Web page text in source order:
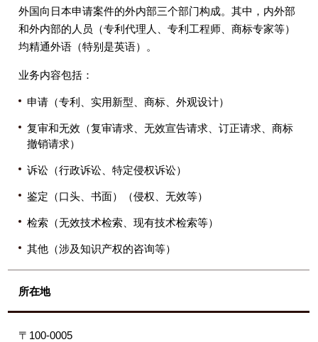
外国向日本申请案件的外内部三个部门构成。其中，内外部
和外内部的人员（专利代理人、专利工程师、商标专家等）
均精通外语（特别是英语）。
业务内容包括：
申请（专利、实用新型、商标、外观设计）
复审和无效（复审请求、无效宣告请求、订正请求、商标
撤销请求）
诉讼（行政诉讼、特定侵权诉讼）
鉴定（口头、书面）（侵权、无效等）
检索（无效技术检索、现有技术检索等）
其他（涉及知识产权的咨询等）
所在地
〒100-0005